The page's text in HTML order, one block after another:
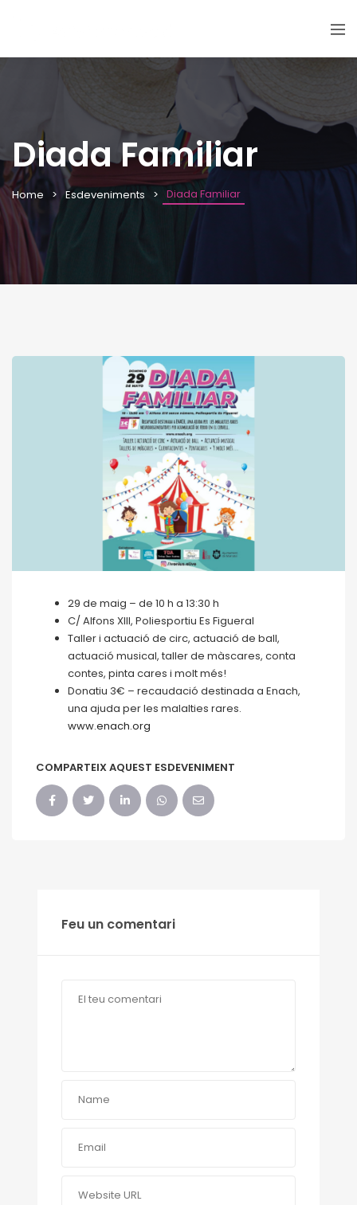
Diada Familiar
Home Esdeveniments Diada Familiar
29 de maig – de 10 h a 13:30 h
C/ Alfons XIII, Poliesportiu Es Figueral
Taller i actuació de circ, actuació de ball,
actuació musical, taller de màscares, conta
contes, pinta cares i molt més!
Donatiu 3€ – recaudació destinada a Enach,
una ajuda per les malalties rares.
www.enach.org
COMPARTEIX AQUEST ESDEVENIMENT
Feu un comentari